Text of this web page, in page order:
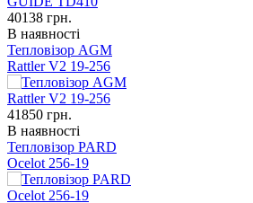
40138 грн.
В наявності
Тепловізор AGM
Rattler V2 19-256
41850 грн.
В наявності
Тепловізор PARD
Ocelot 256-19